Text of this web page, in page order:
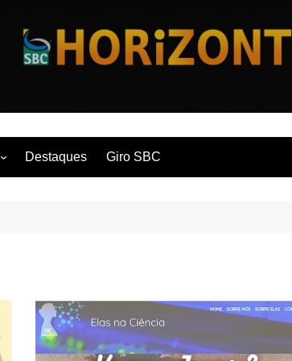
Horizontes
Destaques Giro SBC